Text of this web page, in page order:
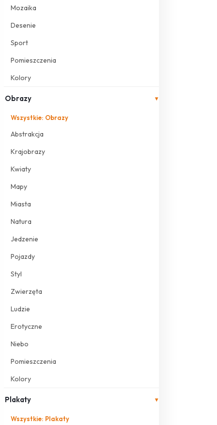
Mozaika
Desenie
Sport
Pomieszczenia
Kolory
Obrazy ▾
Wszystkie: Obrazy
Abstrakcja
Krajobrazy
Kwiaty
Mapy
Miasta
Natura
Jedzenie
Pojazdy
Styl
Zwierzęta
Ludzie
Erotyczne
Niebo
Pomieszczenia
Kolory
Plakaty ▾
Wszystkie: Plakaty